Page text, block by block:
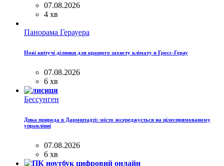
07.08.2026
4 хв
Панорама Герауера
Нові квітучі ділянки для кращого захисту клімату в Гросс-Герау
07.08.2026
6 хв
Бессунген
Дика природа в Дармштадті: місто зосереджується на цілеспрямованому
управлінні
07.08.2026
6 хв